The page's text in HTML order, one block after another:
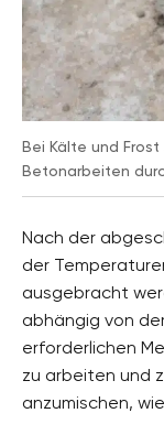
Bei Kälte und
Betonarbeiten
Nach der
der
ausgebracht
abhängig von
erforderlichen
zu arbeiten und
anzumischen,